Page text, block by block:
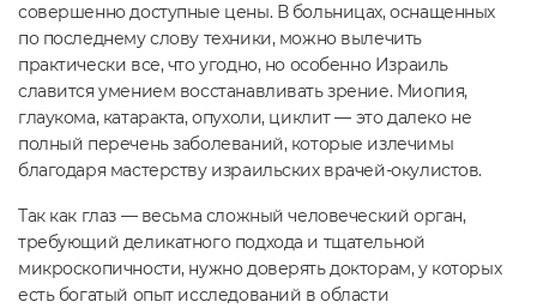
совершенно доступные цены. В больницах, оснащенных
по последнему слову техники, можно вылечить
практически все, что угодно, но особенно Израиль
славится умением восстанавливать зрение. Миопия,
глаукома, катаракта, опухоли, циклит — это далеко не
полный перечень заболеваний, которые излечимы
благодаря мастерству израильских врачей-окулистов.
Так как глаз — весьма сложный человеческий орган,
требующий деликатного подхода и тщательной
микроскопичности, нужно доверять докторам, у которых
есть богатый опыт исследований в области